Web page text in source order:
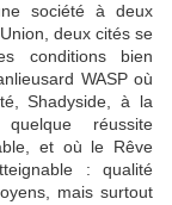
société à deux
deux cités se
conditions bien
WASP où
Shadyside, à la
réussite
et où le Rêve
: qualité
mais surtout